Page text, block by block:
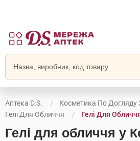
Аптека D.S.
Косметика По
Гелі Для Обличчя
Гелі Для
Гелі для обличчя у